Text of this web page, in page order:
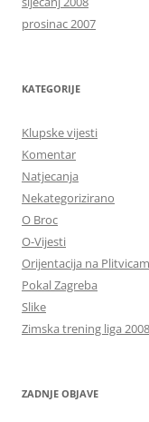
prosinac 2007
KATEGORIJE
Klupske vijesti
Komentar
Natjecanja
Nekategorizirano
O Broc
O-Vijesti
Orijentacija na
Pokal Zagreba
Slike
Zimska trening liga 2008
ZADNJE OBJAVE